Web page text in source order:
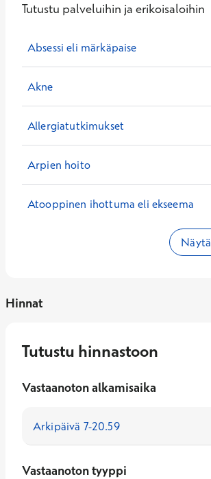
Tutustu palveluihin ja erikoisaloihin
Absessi eli märkäpaise
Akne
Allergiatutkimukset
Arpien hoito
Atooppinen ihottuma eli ekseema
Hinnat
Tutustu hinnastoon
Vastaanoton alkamisaika
Vastaanoton tyyppi